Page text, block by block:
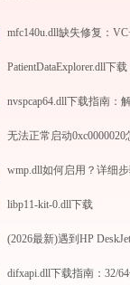
PatientDataExplorer.dll下载
无法正常启动0xc0000020
wmp.dll如何启用？详细
libp11-kit-0.dll下载